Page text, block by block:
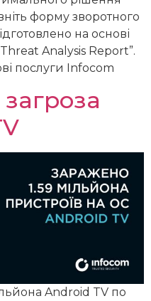
форму зворотного
на основі
Analysis Report”.
послуги Infocom
загроза
Android TV по